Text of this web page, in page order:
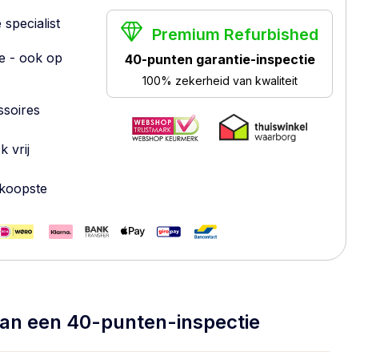
specialist
- ook op
vrij
Premium Refurbished
40-punten garantie-inspectie
100% zekerheid van kwaliteit
een 40-punten-inspectie